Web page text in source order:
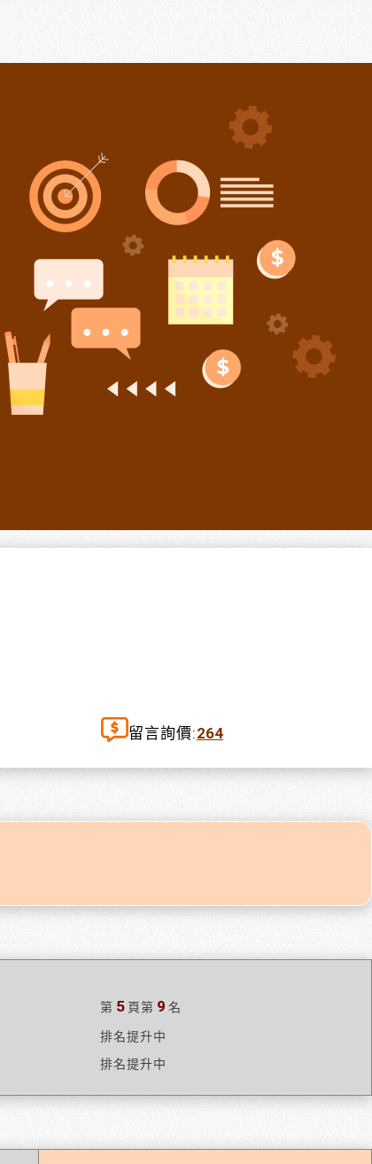
留言詢價:264
第 5 頁第 9 名
排名提升中
排名提升中